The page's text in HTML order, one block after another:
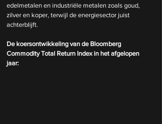
edelmetalen en industriële metalen zoals goud,
zilver en koper, terwijl de energiesector juist
achterblijft.
De koersontwikkeling van de Bloomberg
Commodity Total Return Index in het afgelopen
jaar: